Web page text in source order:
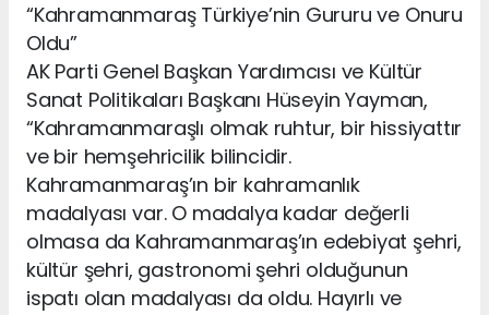
“Kahramanmaraş Türkiye’nin Gururu ve Onuru
Oldu”
AK Parti Genel Başkan Yardımcısı ve Kültür
Sanat Politikaları Başkanı Hüseyin Yayman,
“Kahramanmaraşlı olmak ruhtur, bir hissiyattır
ve bir hemşehricilik bilincidir.
Kahramanmaraş’ın bir kahramanlık
madalyası var. O madalya kadar değerli
olmasa da Kahramanmaraş’ın edebiyat şehri,
kültür şehri, gastronomi şehri olduğunun
ispatı olan madalyası da oldu. Hayırlı ve